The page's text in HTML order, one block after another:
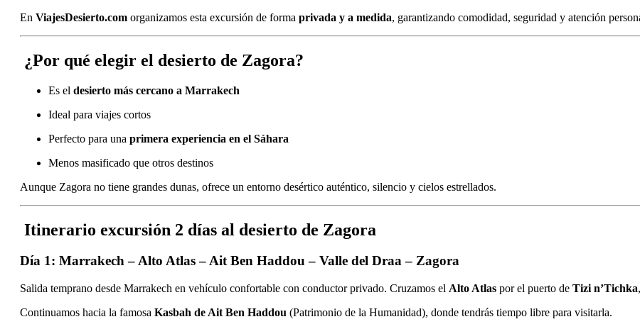
En ViajesDesierto.com organizamos esta excursión de forma privada y a medida, garantizando comodidad, seguridad y atención
¿Por qué elegir el desierto de Zagora?
Es el desierto más cercano a Marrakech
Ideal para viajes cortos
Perfecto para una primera experiencia en el Sáhara
Menos masificado que otros destinos
Aunque Zagora no tiene grandes dunas, ofrece un entorno desértico auténtico, silencio y cielos estrellados.
Itinerario excursión 2 días al desierto de Zagora
Día 1: Marrakech – Alto Atlas – Ait Ben Haddou – Valle del Draa – Zagora
Salida temprano desde Marrakech en vehículo confortable con conductor privado. Cruzamos el Alto Atlas por el puerto de Tizi n’Tichka
Continuamos hacia la famosa Kasbah de Ait Ben Haddou (Patrimonio de la Humanidad), donde tendrás tiempo libre para visitarla.